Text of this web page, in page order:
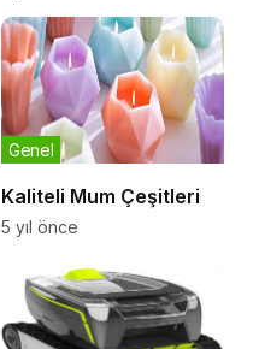
Katın
Kaliteli Mum Çeşitleri
Genel
5 yıl önce